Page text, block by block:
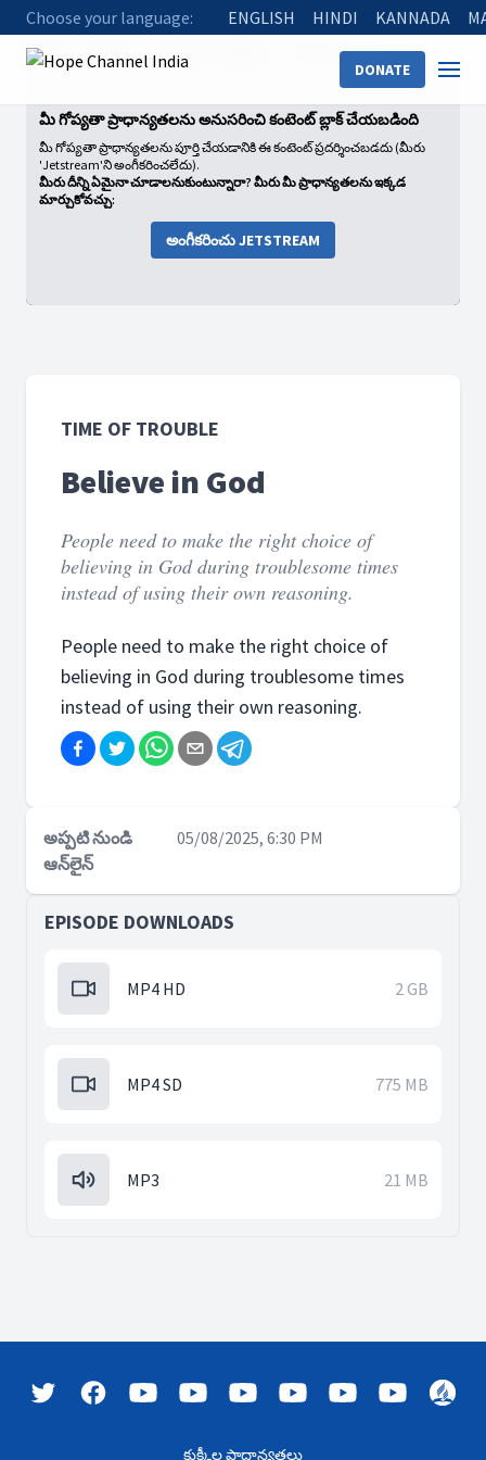
Choose your language: ENGLISH HINDI KANNADA
DONATE
Home Believe in God
మీ గోప్యతా ప్రాధాన్యతలను అనుసరించి కంటెంట్ బ్లాక్ చేయబడింది
మీ గోప్యతా ప్రాధాన్యతలను పూర్తి చేయడానికి ఈ కంటెంట్ ప్రదర్శించబడదు (మీరు
'Jetstream'ని అంగీకరించలేదు).
మీరు దీన్ని ఏమైనా చూడాలనుకుంటున్నారా? మీరు మీ ప్రాధాన్యతలను ఇక్కడ
మార్చుకోవచ్చు:
అంగీకరించు JETSTREAM
TIME OF TROUBLE
Believe in God
People need to make the right choice of
believing in God during troublesome times
instead of using their own reasoning.
People need to make the right choice of
believing in God during troublesome times
instead of using their own reasoning.
అప్పటి నుండి
ఆన్‌లైన్
05/08/2025, 6:30 PM
EPISODE DOWNLOADS
MP4 HD 2 GB
MP4 SD 775 MB
MP3 21 MB
కుక్కీల ప్రాధాన్యతలు